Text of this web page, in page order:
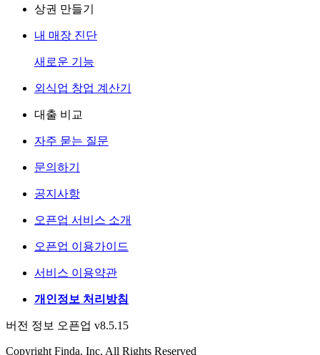
상권 만들기
내 매장 진단
새로운 기능
외식업 창업 계산기
대출 비교
자주 묻는 질문
문의하기
공지사항
오픈업 서비스 소개
오픈업 이용가이드
서비스 이용약관
개인정보 처리방침
버전 정보 오픈업 v8.5.15
Copyright Finda, Inc. All Rights Reserved